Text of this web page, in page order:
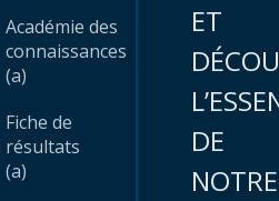
Académie des
connaissances
(a)
Fiche de
résultats
(a)
ET
DE
NOTRE